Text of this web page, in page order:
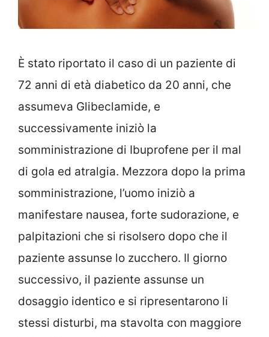
È stato riportato il caso di un paziente di
72 anni di età diabetico da 20 anni, che
assumeva Glibeclamide, e
successivamente iniziò la
somministrazione di Ibuprofene per il mal
di gola ed atralgia. Mezzora dopo la prima
somministrazione, l’uomo iniziò a
manifestare nausea, forte sudorazione, e
palpitazioni che si risolsero dopo che il
paziente assunse lo zucchero. Il giorno
successivo, il paziente assunse un
dosaggio identico e si ripresentarono li
stessi disturbi, ma stavolta con maggiore